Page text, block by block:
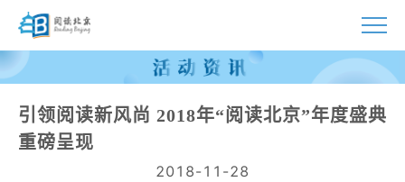
首页
活动
引领阅读新风尚 2018年“阅读北京”年度盛典
重磅呈现
2018-11-28